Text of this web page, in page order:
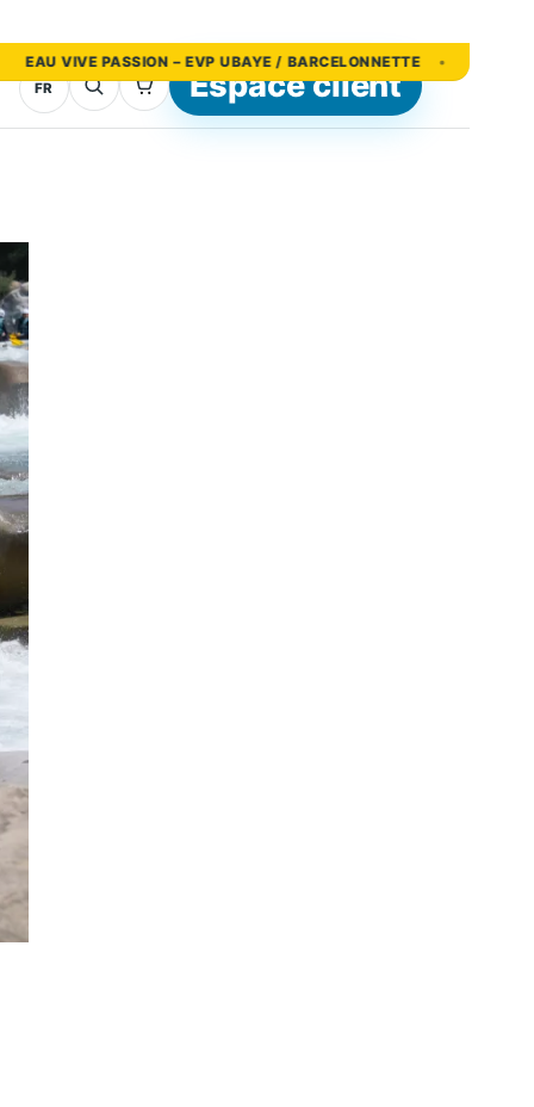
PASSION – EVP UBAYE / BARCELONNETTE 04 92 85 53
FR Espace client